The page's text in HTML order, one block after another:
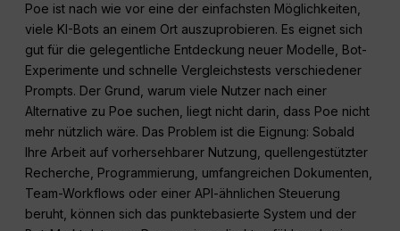
Poe ist nach wie vor eine der einfachsten Möglichkeiten,
viele KI-Bots an einem Ort auszuprobieren. Es eignet sich
gut für die gelegentliche Entdeckung neuer Modelle, Bot-
Experimente und schnelle Vergleichstests verschiedener
Prompts. Der Grund, warum viele Nutzer nach einer
Alternative zu Poe suchen, liegt nicht darin, dass Poe nicht
mehr nützlich wäre. Das Problem ist die Eignung: Sobald
Ihre Arbeit auf vorhersehbarer Nutzung, quellengestützter
Recherche, Programmierung, umfangreichen Dokumenten,
Team-Workflows oder einer API-ähnlichen Steuerung
beruht, können sich das punktebasierte System und der